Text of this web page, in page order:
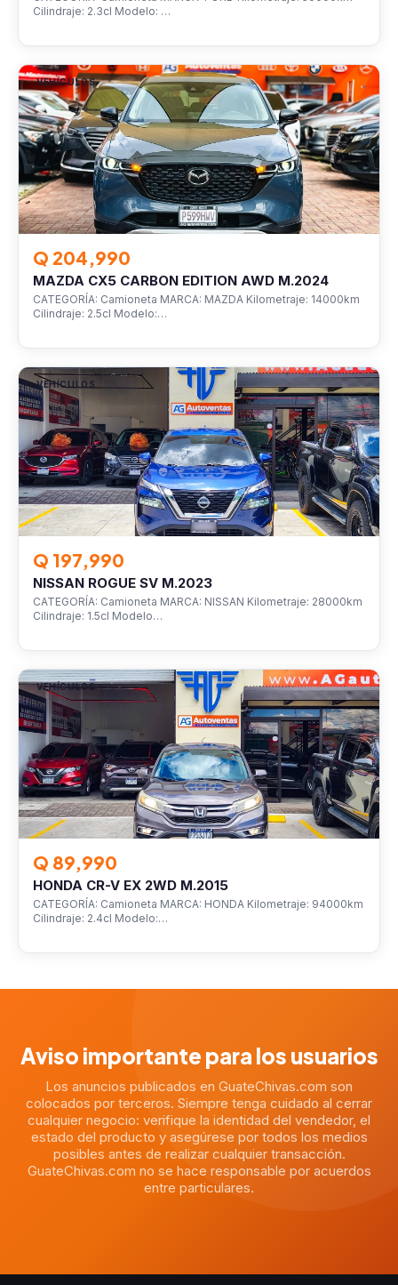
Cilindraje: 2.3cl Modelo: …
VEHÍCULOS
Q 204,990
MAZDA CX5 CARBON EDITION AWD M.2024
CATEGORÍA: Camioneta MARCA: MAZDA Kilometraje: 14000km
Cilindraje: 2.5cl Modelo:…
VEHÍCULOS
Q 197,990
NISSAN ROGUE SV M.2023
CATEGORÍA: Camioneta MARCA: NISSAN Kilometraje: 28000km
Cilindraje: 1.5cl Modelo…
VEHÍCULOS
Q 89,990
HONDA CR-V EX 2WD M.2015
CATEGORÍA: Camioneta MARCA: HONDA Kilometraje: 94000km
Cilindraje: 2.4cl Modelo:…
Aviso importante para los usuarios
Los anuncios publicados en GuateChivas.com son
colocados por terceros. Siempre tenga cuidado al cerrar
cualquier negocio: verifique la identidad del vendedor, el
estado del producto y asegúrese por todos los medios
posibles antes de realizar cualquier transacción.
GuateChivas.com no se hace responsable por acuerdos
entre particulares.